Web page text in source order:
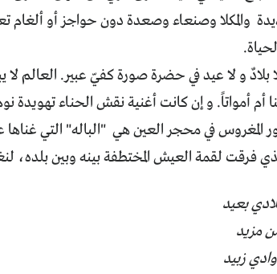
والمكلا وصنعاء وصعدة دون حواجز أو ألغام
و لا عيد في حضرة صورة كفيّ عبير. العالم لا
أم أمواتاً. و إن كانت أغنية نقش الحناء تهويدة
المغروس في محجر العين هي "الباله" التي
فرقت لقمة العيش المختطفة بينه وبين بلده،
بعيد
مزيد
زبيد